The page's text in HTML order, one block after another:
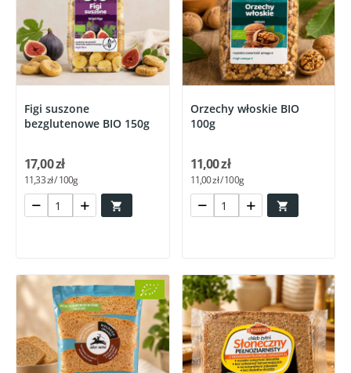
Figi suszone
bezglutenowe BIO 150g

17,00 zł
11,33 zł / 100g
Orzechy włoskie BIO
100g

11,00 zł
11,00 zł / 100g